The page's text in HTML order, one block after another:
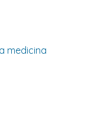
medicina